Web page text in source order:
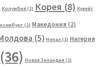
Колумбия (1) Корея (8) Кувейт
(1) Македония (2)
(5) Непал (1) Нигерия
(36) Новая Зеландия (1)